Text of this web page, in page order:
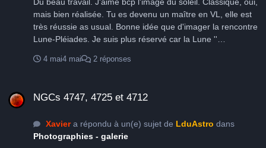
Du beau travail. J'aime bcp l'image du soleil. Classique, oui,
mais bien réalisée. Tu es devenu un maître en VL, elle est
très réussie as usual. Bonne idée que d'imager la rencontre
Lune-Pléiades. Je suis plus réservé car la Lune ''
4 mai4 mai 2 réponses
NGCs 4747, 4725 et 4712
Xaviera répondu à un(e) sujet de LduAstro dans
Photographies - galerie